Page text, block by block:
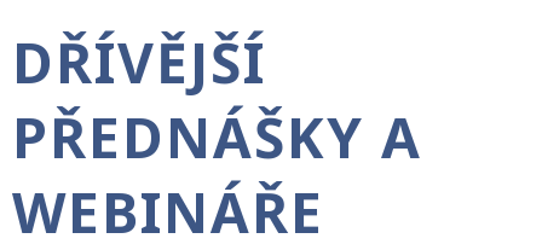
DŘÍVĚJŠÍ
PŘEDNÁŠKY A
WEBINÁŘE